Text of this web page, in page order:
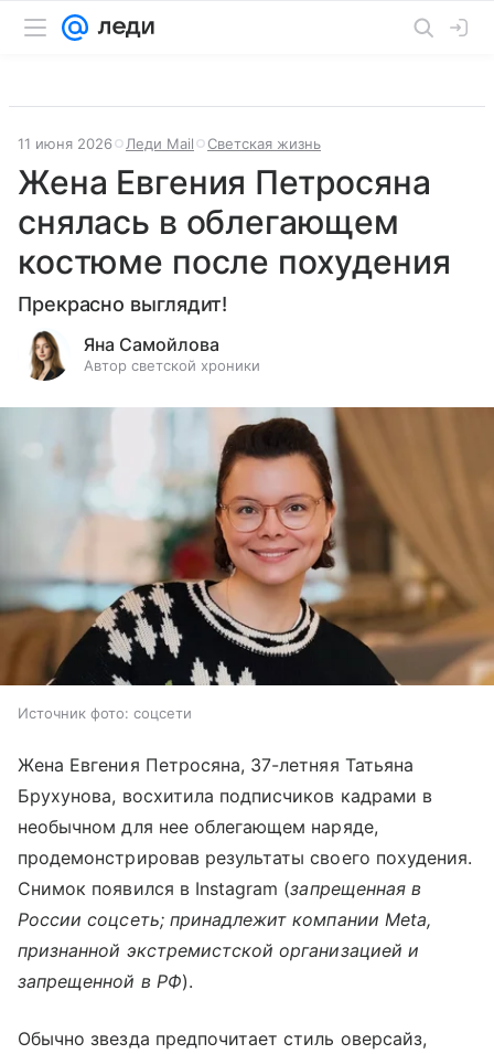
11 июня 2026 Леди Mail Светская жизнь
Жена Евгения Петросяна
снялась в облегающем
костюме после похудения
Прекрасно выглядит!
Яна Самойлова
Автор светской хроники
Источник фото: соцсети
Жена Евгения Петросяна, 37-летняя Татьяна
Брухунова, восхитила подписчиков кадрами в
необычном для нее облегающем наряде,
продемонстрировав результаты своего похудения.
Снимок появился в Instagram (запрещенная в
России соцсеть; принадлежит компании Meta,
признанной экстремистской организацией и
запрещенной в РФ).
Обычно звезда предпочитает стиль оверсайз,